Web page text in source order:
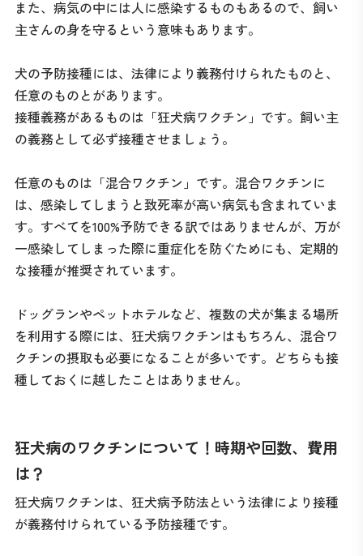
また、病気の中には人に感染するものもあるので、飼い
主さんの身を守るという意味もあります。
犬の予防接種には、法律により義務付けられたものと、
任意のものとがあります。
接種義務があるものは「狂犬病ワクチン」です。飼い主
の義務として必ず接種させましょう。
任意のものは「混合ワクチン」です。混合ワクチンに
は、感染してしまうと致死率が高い病気も含まれていま
す。すべてを100%予防できる訳ではありませんが、万が
一感染してしまった際に重症化を防ぐためにも、定期的
な接種が推奨されています。
ドッグランやペットホテルなど、複数の犬が集まる場所
を利用する際には、狂犬病ワクチンはもちろん、混合ワ
クチンの摂取も必要になることが多いです。どちらも接
種しておくに越したことはありません。
狂犬病のワクチンについて！時期や回数、費用
は？
狂犬病ワクチンは、狂犬病予防法という法律により接種
が義務付けられている予防接種です。